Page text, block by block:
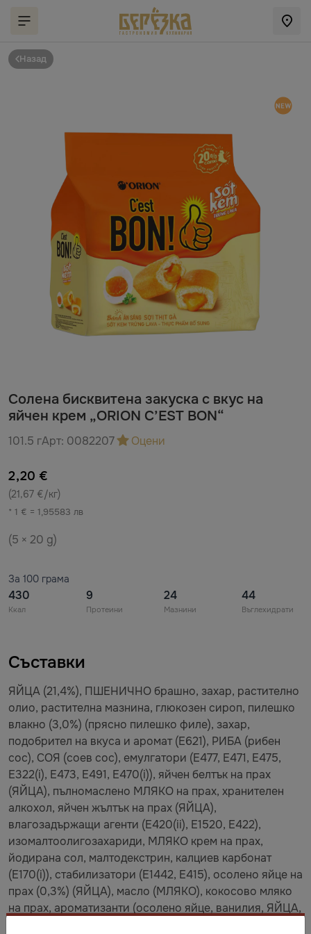
Назад
Солена бисквитена закуска с вкус на
яйчен крем „ORION C’EST BON“
101.5 гАрт: 0082207 Оцени
2,20 €
(21,67 €/кг)
* 1 € = 1,95583 лв
(5 × 20 g)
За 100 грама
430
Ккал
9
Протеини
24
Мазнини
44
Въглехидрати
Съставки
ЯЙЦА (21,4%), ПШЕНИЧНО брашно, захар, растително
олио, растителна мазнина, глюкозен сироп, пилешко
влакно (3,0%) (прясно пилешко филе), захар,
подобрител на вкуса и аромат (E621), РИБА (рибен
сос), СОЯ (соев сос), емулгатори (E477, E471, E475,
E322(i), E473, E491, E470(i)), яйчен белтък на прах
(ЯЙЦА), пълномаслено МЛЯКО на прах, хранителен
алкохол, яйчен жълтък на прах (ЯЙЦА),
влагозадържащи агенти (E420(ii), E1520, E422),
изомалтоолигозахариди, МЛЯКО крем на прах,
йодирана сол, малтодекстрин, калциев карбонат
(E170(i)), стабилизатори (E1442, E415), осолено яйце на
прах (0,3%) (ЯЙЦА), масло (МЛЯКО), кокосово мляко
на прах, ароматизанти (осолено яйце, ванилия, ЯЙЦА,